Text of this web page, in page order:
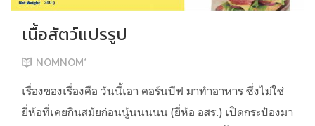
เนื้อสัตว์แปรรูป
NOMNOM*
เรื่องของเรื่องคือ วันนี้เอา คอร์นบีฟ มาทำอาหาร ซึ่งไม่ใช่
ยี่ห้อที่เคยกินสมัยก่อนนู้นนนนน (ยี่ห้อ อสร.) เปิดกระป๋องมา